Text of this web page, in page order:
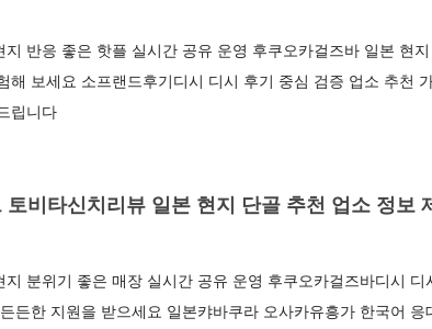
지 반응 좋은 핫플 실시간 공유 운영 후쿠오카걸즈바 일본 현
해 보세요 소프랜드후기디시 디시 후기 중심 검증 업소 추천
립니다
토비타신치리뷰 일본 현지 단골 추천 업소 정보
지 분위기 좋은 매장 실시간 공유 운영 후쿠오카걸즈바디시
든한 지원을 받으세요 일본캬바쿠라 오사카유흥가 한국어